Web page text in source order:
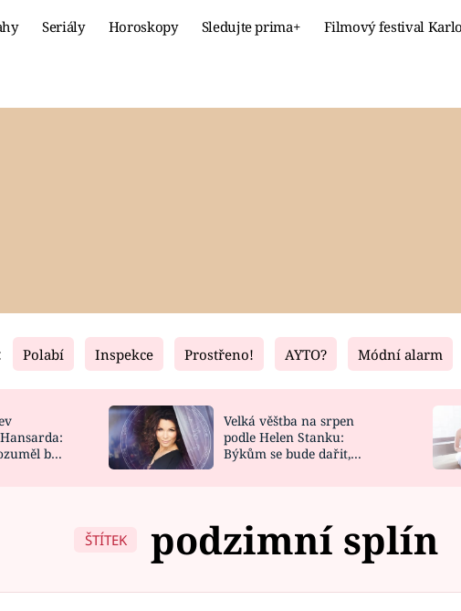
Seriály Horoskopy Sledujte prima+ Filmový festival
Fresh
NOVINKY
VIDEORECEPTY
Living
DESIGN
Polabí Inspekce Prostřeno! AYTO? Módní alarm
by
Velká věštba na srpen
podle Helen Stanku:
Býkům se bude dařit,
ŠTÍTEK podzimní splín